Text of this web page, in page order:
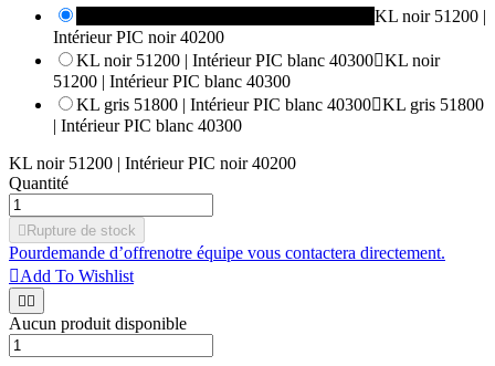
KL noir 51200 |
Intérieur PIC noir 40200
KL noir 51200 | Intérieur PIC blanc 40300KL noir
51200 | Intérieur PIC blanc 40300
KL gris 51800 | Intérieur PIC blanc 40300KL gris 51800
| Intérieur PIC blanc 40300
KL noir 51200 | Intérieur PIC noir 40200
Quantité
 Rupture de stock
Pourdemande d’offrenotre équipe vous contactera directement.
Add To Wishlist
 
Aucun produit disponible